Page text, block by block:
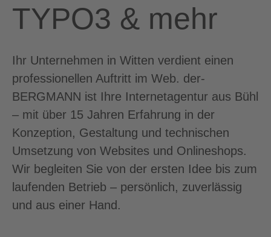
TYPO3 & mehr
Ihr Unternehmen in Witten verdient einen
professionellen Auftritt im Web. der-
BERGMANN ist Ihre Internetagentur aus Bühl
– mit über 15 Jahren Erfahrung in der
Konzeption, Gestaltung und technischen
Umsetzung von Websites und Onlineshops.
Wir begleiten Sie von der ersten Idee bis zum
laufenden Betrieb – persönlich, zuverlässig
und aus einer Hand.